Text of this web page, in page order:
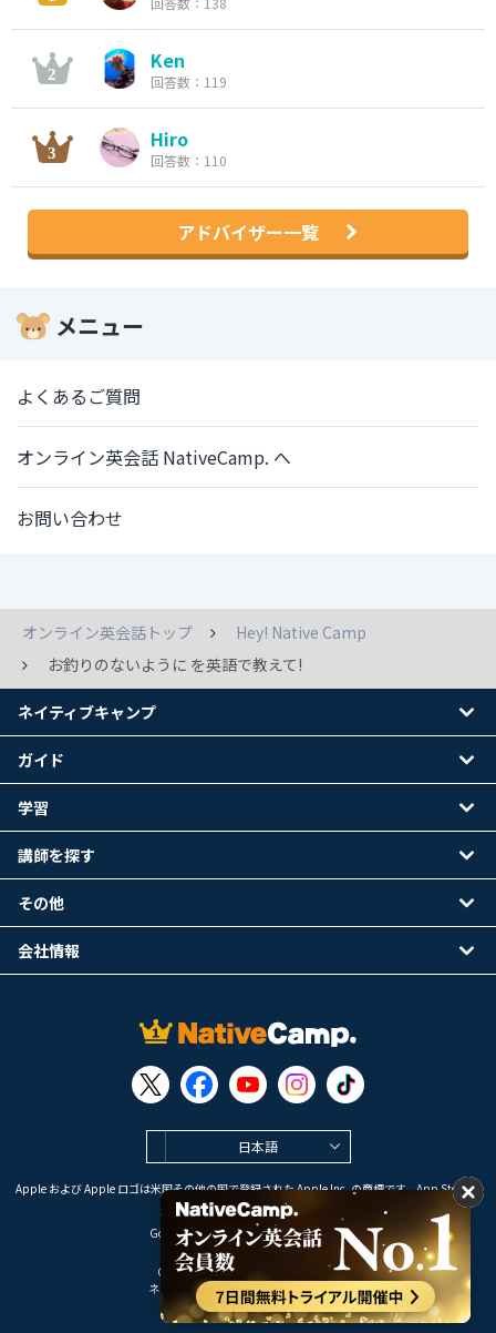
Ken
回答数：119
Hiro
回答数：110
アドバイザー一覧
メニュー
よくあるご質問
オンライン英会話 NativeCamp. へ
お問い合わせ
オンライン英会話トップ
Hey! Native Camp
お釣りのないように を英語で教えて!
日本語
Apple および Apple ロゴは米国その他の国で登録された Apple Inc. の商標です。App Store は
Apple Inc. のサービスマークです。
Google Play は Google LLC の商標です。
Copyright © 2026 オンライン英会話
ネイティブキャンプ All Rights Reserved.
ネイティブキャンプ
ガイド
学習
講師を探す
その他
会社情報